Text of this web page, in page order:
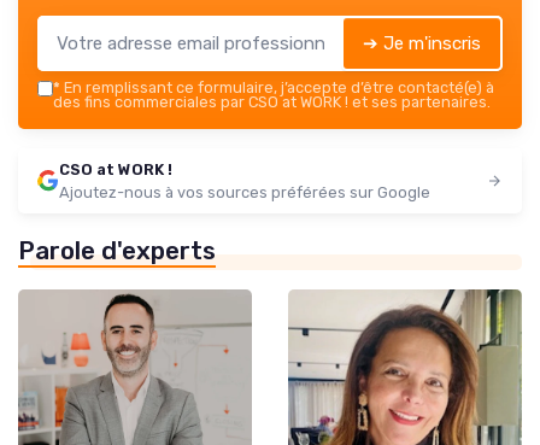
➔ Je m'inscris
* En remplissant ce formulaire, j’accepte d’être contacté(e) à
des fins commerciales par CSO at WORK ! et ses partenaires.
CSO at WORK !
Ajoutez-nous à vos sources préférées sur Google
Parole d'experts